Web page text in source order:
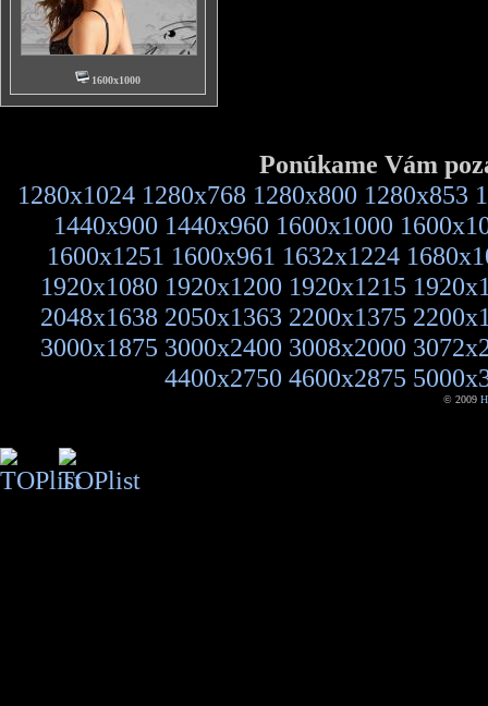
1600x1000
Ponúkame Vám
1280x1024 1280x768 1280x800 1280x853
1440x900 1440x960 1600x1000
1600x1251 1600x961 1632x1224
1920x1080 1920x1200 1920x1215
2048x1638 2050x1363 2200x1375
3000x1875 3000x2400 3008x2000
4400x2750 4600x2875
© 2009